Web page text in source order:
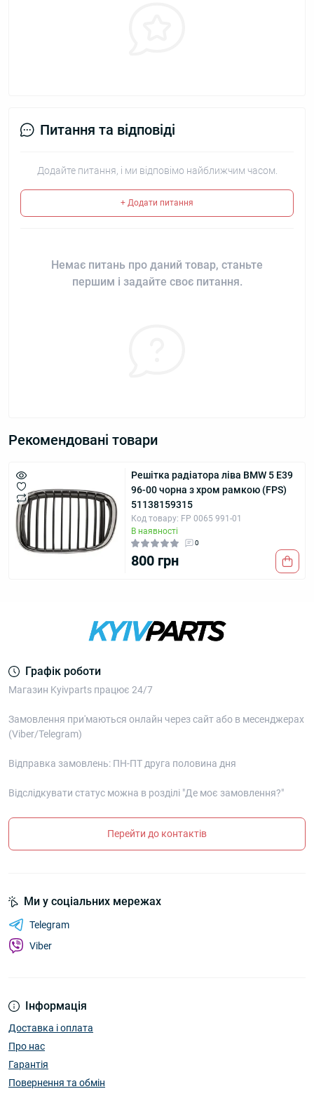
Питання та відповіді
Додайте питання, і ми відповімо найближчим часом.
+ Додати питання
Немає питань про даний товар, станьте
першим і задайте своє питання.
Рекомендовані товари
Решітка радіатора ліва BMW 5 E39
96-00 чорна з хром рамкою (FPS)
51138159315
Код товару: FP 0065 991-01
В наявності
0
800 грн
Графік роботи
Магазин Kyivparts працює 24/7
Замовлення при'маються онлайн через сайт або в месенджерах
(Viber/Telegram)
Відправка замовлень: ПН-ПТ друга половина дня
Відслідкувати статус можна в розділі "Де моє замовлення?"
Перейти до контактів
Інформація
Доставка і оплата
Про нас
Гарантія
Повернення та обмін
Ми у соціальних мережах
Telegram
Viber